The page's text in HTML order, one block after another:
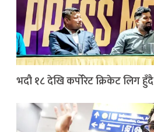
भदौ १८ देखि कर्पोरेट क्रिकेट लिग हुँदै